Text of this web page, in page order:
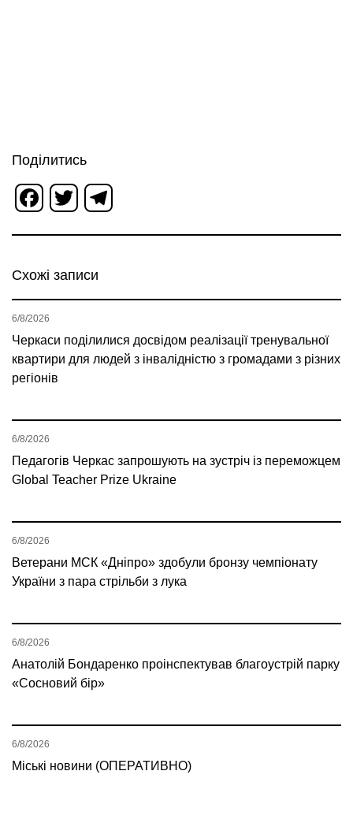
Поділитись
Facebook
Twitter
Схожі записи
Черкаси поділилися досвідом реалізації тренувальної
квартири для людей з інвалідністю з громадами з різних
регіонів
6/8/2026
Педагогів Черкас запрошують на зустріч із переможцем
Global Teacher Prize Ukraine
6/8/2026
Ветерани МСК «Дніпро» здобули бронзу чемпіонату
України з пара стрільби з лука
6/8/2026
Анатолій Бондаренко проінспектував благоустрій парку
«Сосновий бір»
6/8/2026
Міські новини (ОПЕРАТИВНО)
6/8/2026